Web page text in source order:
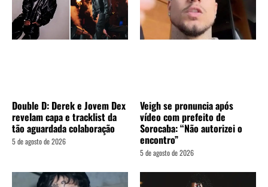
Double D: Derek e Jovem Dex
revelam capa e tracklist da
tão aguardada colaboração
5 de agosto de 2026
Veigh se pronuncia após
vídeo com prefeito de
Sorocaba: “Não autorizei o
encontro”
5 de agosto de 2026